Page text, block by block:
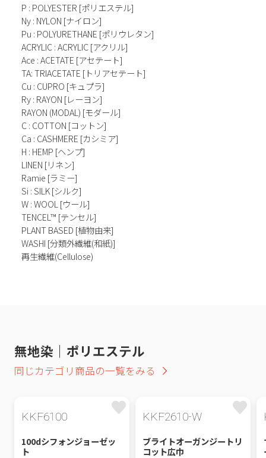
P : POLYESTER [ポリエステル]
Ny : NYLON [ナイロン]
Pu : POLYURETHANE [ポリウレタン]
ACRYLIC : ACRYLIC [アクリル]
Ace : ACETATE [アセテート]
TA: TRIACETATE [トリアセテート]
Cu : CUPRO [キュプラ]
Ry : RAYON [レーヨン]
RAYON (MODAL) [モダール]
C : COTTON [コットン]
Ca : CASHMERE [カシミア]
H : HEMP [ヘンプ]
LINEN [リネン]
Ramie [ラミー]
Si : SILK [シルク]
W : WOOL [ウール]
TENCEL™ [テンセル]
PLANT BASED [植物由来]
WASHI [分類外繊維(和紙)]
再生繊維(Cellulose)
無地染｜ポリエステル
同じカテゴリ商品の一覧をみる
KKF6100
100dシフォンジョーゼッ
ト
KKF2610-W
ブライトオーガンジートリ
コット広巾